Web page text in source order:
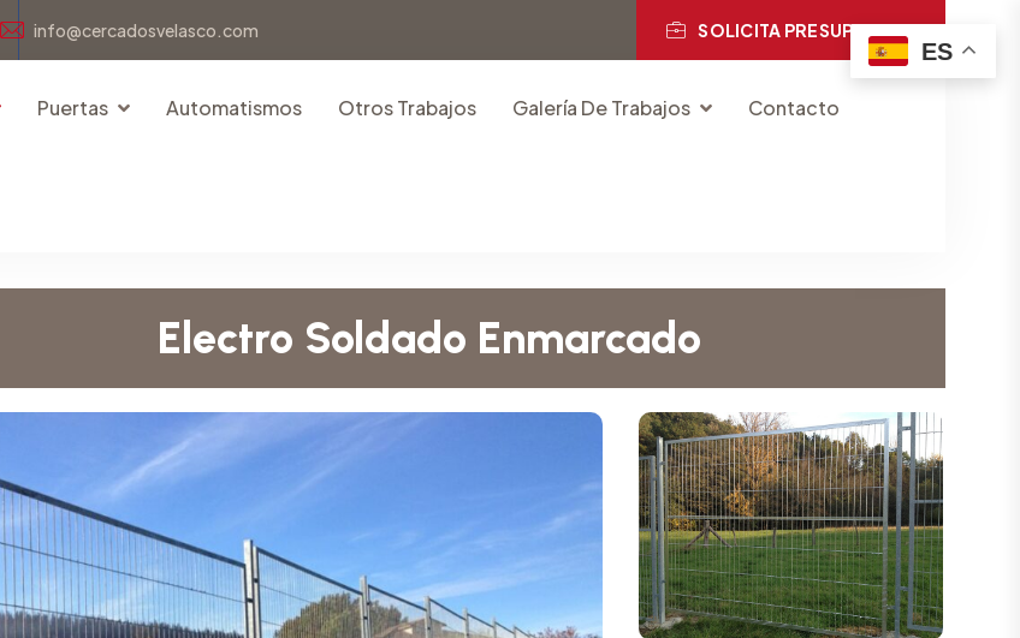
info@cercadosvelasco.com SOLICITA PRESUPUESTO
Puertas Automatismos Otros Trabajos Galería De Trabajos Contacto
Electro Soldado Enmarcado
ES